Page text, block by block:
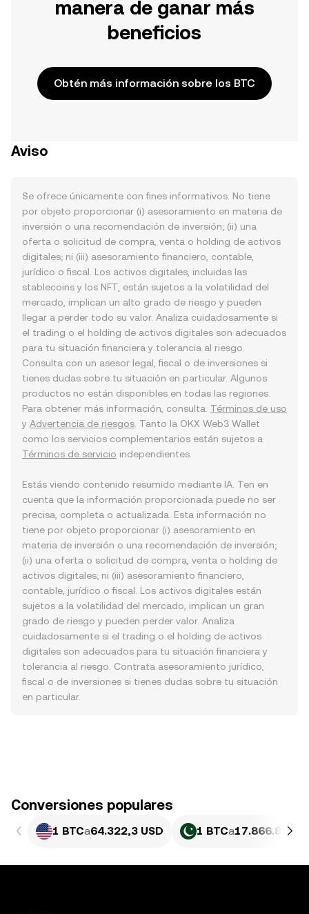
manera de ganar más
beneficios
Obtén más información sobre los BTC
Aviso
Se ofrece únicamente con fines informativos. No tiene
por objeto proporcionar (i) asesoramiento en materia de
inversión o una recomendación de inversión; (ii) una
oferta o solicitud de compra, venta o holding de activos
digitales; ni (iii) asesoramiento financiero, contable,
jurídico o fiscal. Los activos digitales, incluidas las
stablecoins y los NFT, están sujetos a la volatilidad del
mercado, implican un alto grado de riesgo y pueden
llegar a perder todo su valor. Analiza cuidadosamente si
el trading o el holding de activos digitales son adecuados
para tu situación financiera y tolerancia al riesgo.
Consulta con un asesor legal, fiscal o de inversiones si
tienes dudas sobre tu situación en particular. Algunos
productos no están disponibles en todas las regiones.
Para obtener más información, consulta: Términos de uso
y Advertencia de riesgos . Tanto la OKX Web3 Wallet
como los servicios complementarios están sujetos a
Términos de servicio independientes.
Estás viendo contenido resumido mediante IA. Ten en
cuenta que la información proporcionada puede no ser
precisa, completa o actualizada. Esta información no
tiene por objeto proporcionar (i) asesoramiento en
materia de inversión o una recomendación de inversión;
(ii) una oferta o solicitud de compra, venta o holding de
activos digitales; ni (iii) asesoramiento financiero,
contable, jurídico o fiscal. Los activos digitales están
sujetos a la volatilidad del mercado, implican un gran
grado de riesgo y pueden perder valor. Analiza
cuidadosamente si el trading o el holding de activos
digitales son adecuados para tu situación financiera y
tolerancia al riesgo. Contrata asesoramiento jurídico,
fiscal o de inversiones si tienes dudas sobre tu situación
en particular.
Conversiones populares
1 BTCa64.322,3 USD 1 BTCa